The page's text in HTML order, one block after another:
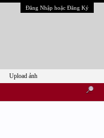
Đăng Nhập hoặc Đăng Ký
Upload ảnh